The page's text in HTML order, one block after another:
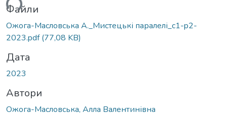
Файли
Ожога-Масловська А._Мистецькі паралелі_c1-p2-
2023.pdf(77,08 KB)
Дата
2023
Автори
Ожога-Масловська, Алла Валентинівна